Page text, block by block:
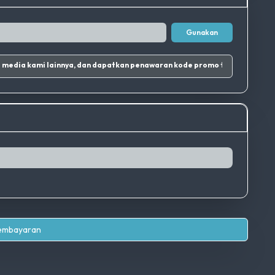
Gunakan
Instagram dan sosial media kami lainnya, dan dapatkan penawaran kode promo terbaik. |